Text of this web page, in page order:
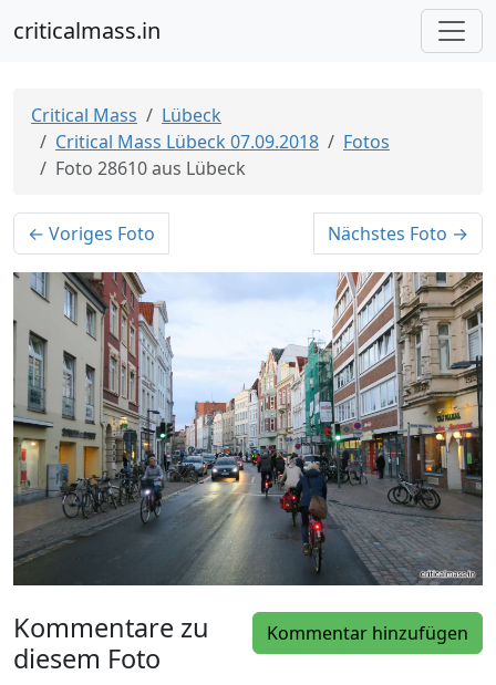
criticalmass.in
Critical Mass
Lübeck
Critical Mass Lübeck 07.09.2018
Fotos
Foto 28610 aus Lübeck
← Voriges Foto Nächstes Foto →
Kommentar hinzufügen
Kommentare zu
diesem Foto